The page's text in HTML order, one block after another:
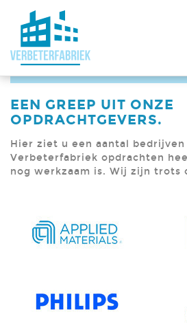
EEN GREEP UIT ONZE
OPDRACHTGEVERS.
Hier ziet u een aantal bedrijven
Verbeterfabriek opdrachten
nog werkzaam is. Wij zijn trots